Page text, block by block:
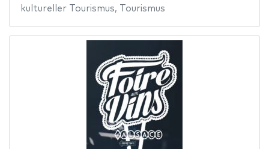
kultureller Tourismus, Tourismus